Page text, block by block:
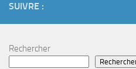
SUIVRE :
Rechercher